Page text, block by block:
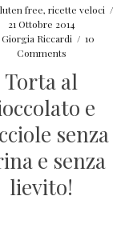
free, ricette veloci /
21 Ottobre 2014
Giorgia Riccardi / 10
Comments
Torta al
e
senza
e senza
lievito!